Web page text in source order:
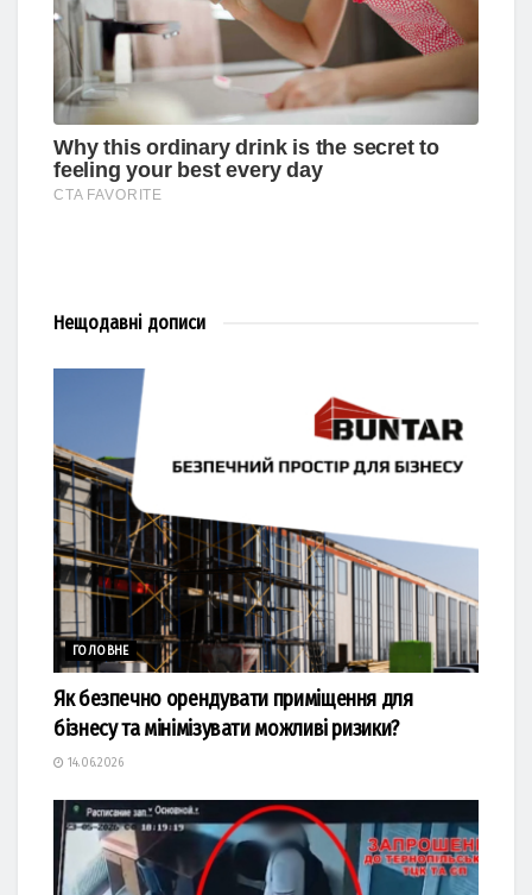
Нещодавні дописи
ГОЛОВНЕ
Як безпечно орендувати приміщення для
бізнесу та мінімізувати можливі ризики?
14.06.2026